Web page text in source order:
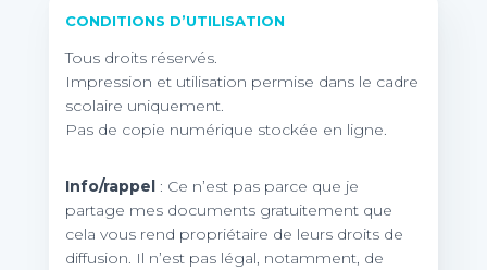
CONDITIONS D’UTILISATION
Tous droits réservés.
Impression et utilisation permise dans le cadre
scolaire uniquement.
Pas de copie numérique stockée en ligne.
Info/rappel : Ce n’est pas parce que je
partage mes documents gratuitement que
cela vous rend propriétaire de leurs droits de
diffusion. Il n’est pas légal, notamment, de